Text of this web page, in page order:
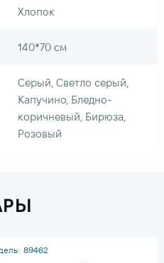
Хлопок
140*70 см
Серый, Светло серый,
Капучино, Бледно-
коричневый, Бирюза,
Розовый
89462